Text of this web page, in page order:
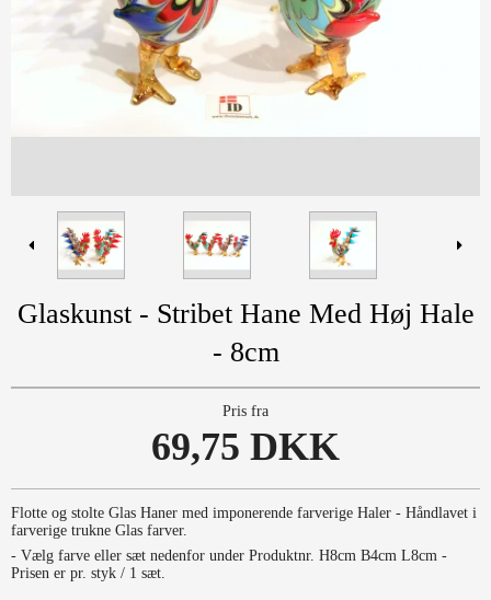
Glaskunst - Stribet Hane Med Høj Hale
- 8cm
Pris fra
69,75 DKK
Flotte og stolte Glas Haner med imponerende farverige Haler - Håndlavet i
farverige trukne Glas farver.
- Vælg farve eller sæt nedenfor under Produktnr. H8cm B4cm L8cm -
Prisen er pr. styk / 1 sæt.